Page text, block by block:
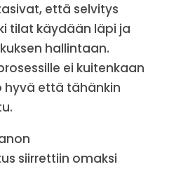
että selvitys
tilat käydään läpi ja
hallintaan.
ei kuitenkaan
hyvä että tähänkin
siirrettiin omaksi